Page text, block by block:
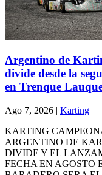
Argentino de
divide desde la
en Trenque
Ago 7, 2026 | Karting
KARTING
ARGENTINO DE
DIVIDE Y EL
FECHA EN AGOSTO